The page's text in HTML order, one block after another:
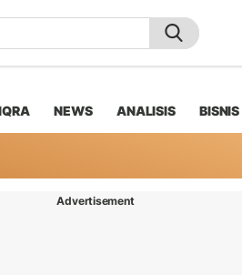
NEWS ANALISIS
Advertisement